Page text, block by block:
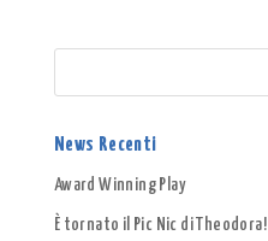
News Recenti
Award Winning Play
È tornato il Pic Nic di Theodora!